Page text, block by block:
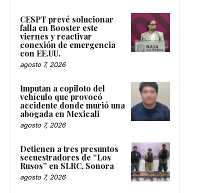
CESPT prevé solucionar
falla en Booster este
viernes y reactivar
conexión de emergencia
con EE.UU.
agosto 7, 2026
Imputan a copiloto del
vehículo que provocó
accidente donde murió una
abogada en Mexicali
agosto 7, 2026
Detienen a tres presuntos
secuestradores de “Los
Rusos” en SLRC, Sonora
agosto 7, 2026